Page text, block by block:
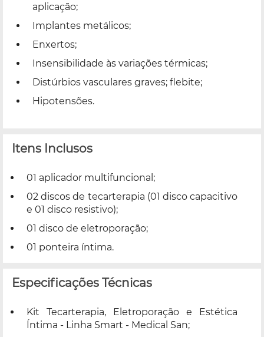
aplicação;
Implantes metálicos;
Enxertos;
Insensibilidade às variações térmicas;
Distúrbios vasculares graves; flebite;
Hipotensões.
Itens Inclusos
01 aplicador multifuncional;
02 discos de tecarterapia (01 disco capacitivo
e 01 disco resistivo);
01 disco de eletroporação;
01 ponteira íntima.
Especificações Técnicas
Kit Tecarterapia, Eletroporação e Estética
Íntima - Linha Smart - Medical San;